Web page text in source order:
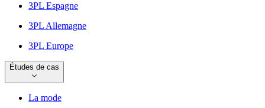
3PL Espagne
3PL Allemagne
3PL Europe
Études de cas
La mode